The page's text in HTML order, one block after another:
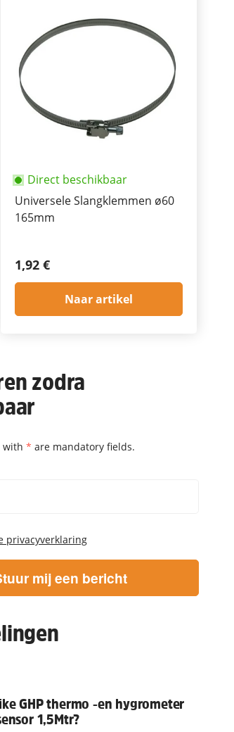
Direct beschikbaar
Universele Slangklemmen ø60
165mm
1,92 €
Naar artikel
zodra
zodra beschikbaar
with* are mandatory fields.
privacyverklaring
mij een bericht
GHP thermo -en hygrometer
1,5Mtr?